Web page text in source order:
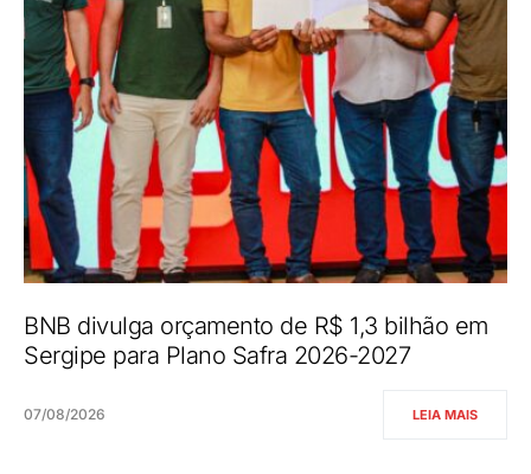
BNB divulga orçamento de R$ 1,3 bilhão em
Sergipe para Plano Safra 2026-2027
07/08/2026 LEIA MAIS